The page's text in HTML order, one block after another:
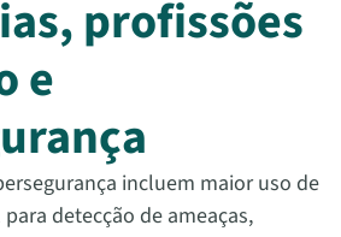
profissões
e
incluem maior uso de
detecção de ameaças,